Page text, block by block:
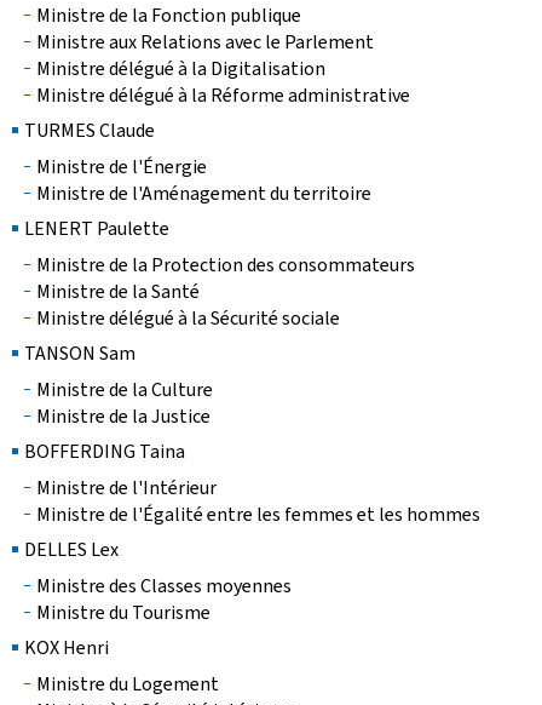
Ministre de la Fonction publique
Ministre aux Relations avec le Parlement
Ministre délégué à la Digitalisation
Ministre délégué à la Réforme administrative
TURMES Claude
Ministre de l'Énergie
Ministre de l'Aménagement du territoire
LENERT Paulette
Ministre de la Protection des consommateurs
Ministre de la Santé
Ministre délégué à la Sécurité sociale
TANSON Sam
Ministre de la Culture
Ministre de la Justice
BOFFERDING Taina
Ministre de l'Intérieur
Ministre de l'Égalité entre les femmes et les hommes
DELLES Lex
Ministre des Classes moyennes
Ministre du Tourisme
KOX Henri
Ministre du Logement